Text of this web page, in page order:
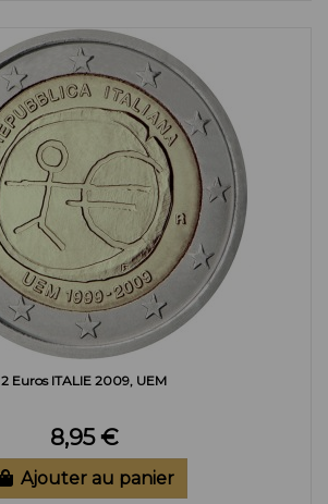
2 Euros ITALIE 2009, UEM
8,95 €
Ajouter au panier